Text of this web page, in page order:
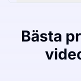
Bästa